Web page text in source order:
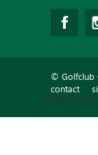
© Golfclub
contact
Golfclub